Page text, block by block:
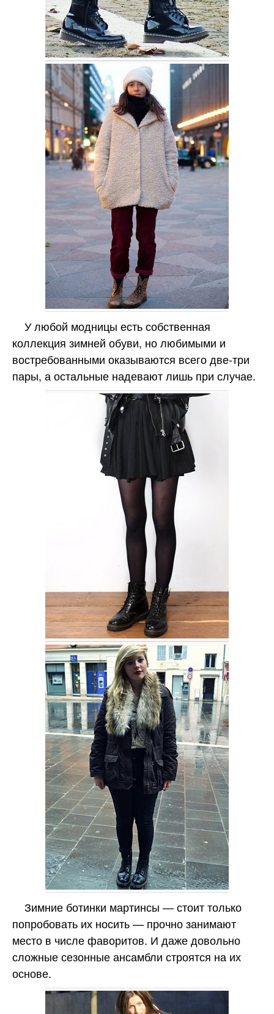
У любой модницы есть собственная
коллекция зимней обуви, но любимыми и
востребованными оказываются всего две-три
пары, а остальные надевают лишь при случае.
Зимние ботинки мартинсы — стоит только
попробовать их носить — прочно занимают
место в числе фаворитов. И даже довольно
сложные сезонные ансамбли строятся на их
основе.